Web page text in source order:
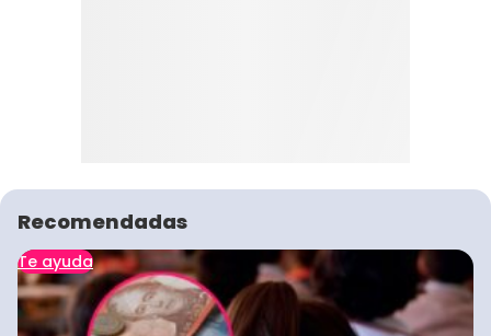
Recomendadas
Te ayuda